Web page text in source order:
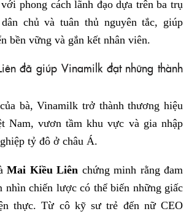
phong cách lãnh đạo dựa trên ba trụ
chủ và tuân thủ nguyên tắc, giúp
bền vững và gắn kết nhân viên.
đã giúp Vinamilk đạt những thành
bà, Vinamilk trở thành thương hiệu
Nam, vươn tầm khu vực và gia nhập
tỷ đô ở châu Á.
Mai Kiều Liên chứng minh rằng đam
nhìn chiến lược có thể biến những giấc
thực. Từ cô kỹ sư trẻ đến nữ CEO